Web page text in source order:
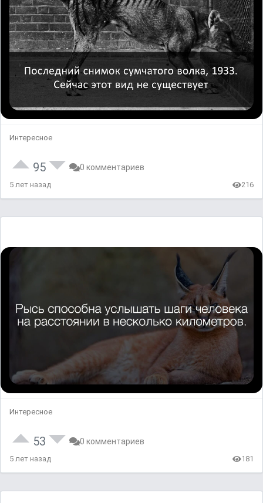
Интересное
95 0 комментариев
5 лет назад 216
Интересное
53 0 комментариев
5 лет назад 181